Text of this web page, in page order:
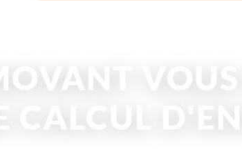
VOUS
CALCUL